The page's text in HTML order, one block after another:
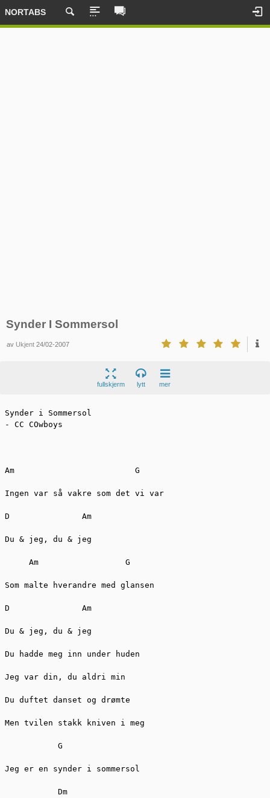
NORTABS
Synder I Sommersol
av Ukjent 24/02-2007
fullskjerm lytt mer
Synder i Sommersol
- CC COwboys
Am                         G
Ingen var så vakre som det vi var
D               Am
Du & jeg, du & jeg
Am                  G
Som malte hverandre med glansen
D               Am
Du & jeg, du & jeg
Du hadde meg inn under huden
Jeg var din, du aldri min
Du duftet danset og drømte
Men tvilen stakk kniven i meg
G
Jeg er en synder i sommersol
Dm